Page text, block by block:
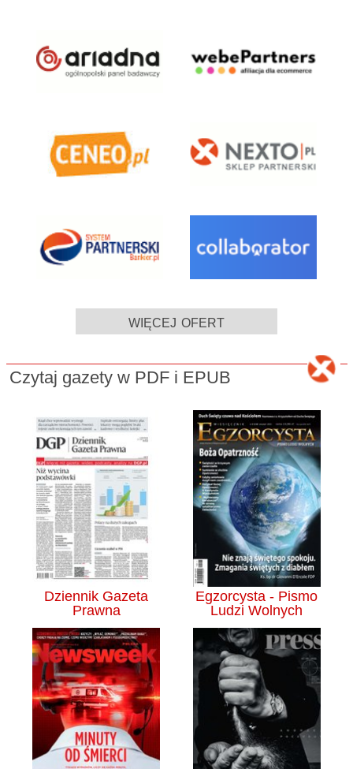
więcej ofert
Czytaj gazety w PDF i EPUB
Dziennik Gazeta
Prawna
Egzorcysta - Pismo
Ludzi Wolnych